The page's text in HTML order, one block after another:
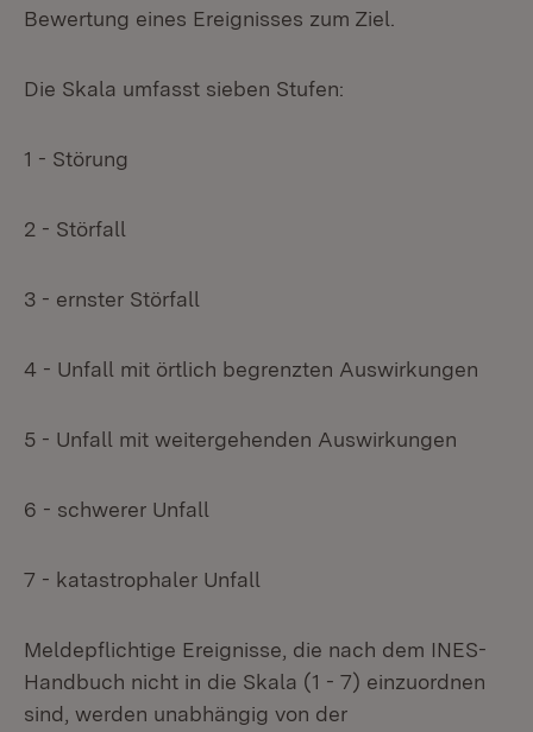
Bewertung eines Ereignisses zum Ziel.
Die Skala umfasst sieben Stufen:
1 - Störung
2 - Störfall
3 - ernster Störfall
4 - Unfall mit örtlich begrenzten Auswirkungen
5 - Unfall mit weitergehenden Auswirkungen
6 - schwerer Unfall
7 - katastrophaler Unfall
Meldepflichtige Ereignisse, die nach dem INES-
Handbuch nicht in die Skala (1 - 7) einzuordnen
sind, werden unabhängig von der